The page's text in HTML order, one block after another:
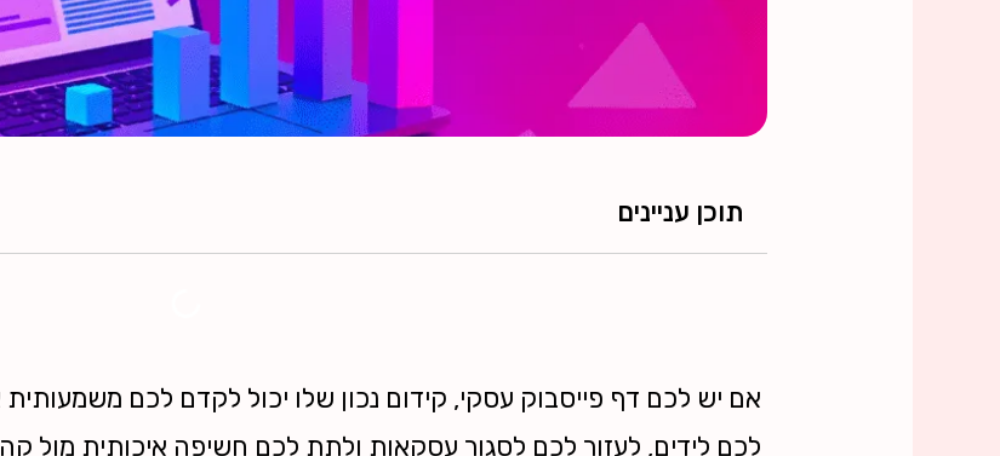
תוכן עניינים
אם יש לכם דף פייסבוק עסקי, קידום נכון שלו יכול לקדם לכם
לכם לידים, לעזור לכם לסגור עסקאות ולתת לכם חשיפה איכותית מול